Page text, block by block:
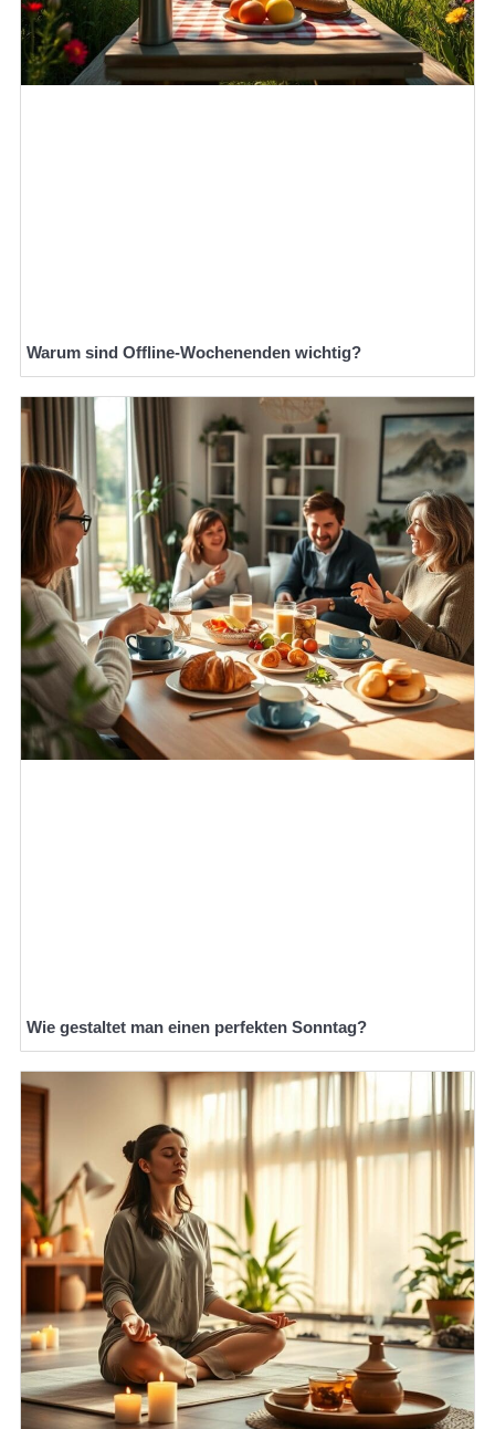
Warum sind Offline-Wochenenden wichtig?
Wie gestaltet man einen perfekten Sonntag?